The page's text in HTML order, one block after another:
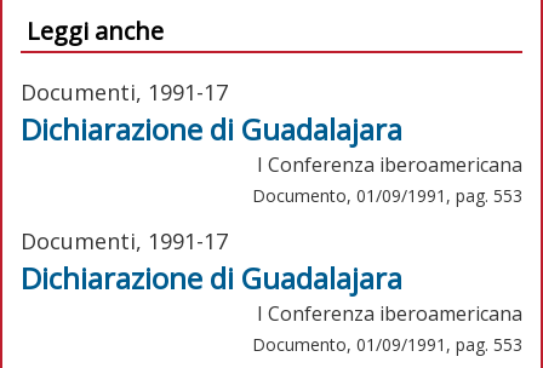
Leggi anche
Documenti, 1991-17
Dichiarazione di Guadalajara
I Conferenza iberoamericana
Documento, 01/09/1991, pag. 553
Documenti, 1991-17
Dichiarazione di Guadalajara
I Conferenza iberoamericana
Documento, 01/09/1991, pag. 553